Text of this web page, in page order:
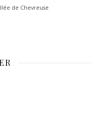
de Chevreuse‎